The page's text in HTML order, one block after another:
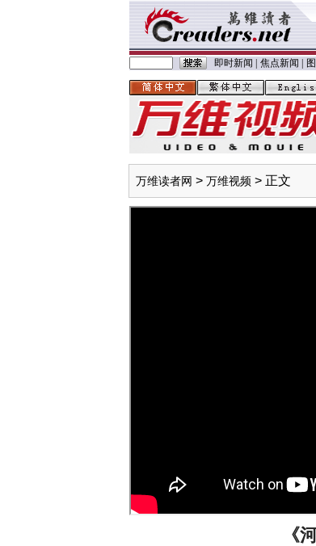
即时新闻 焦点新闻
万维读者网 > 万维视频 > 正文
《